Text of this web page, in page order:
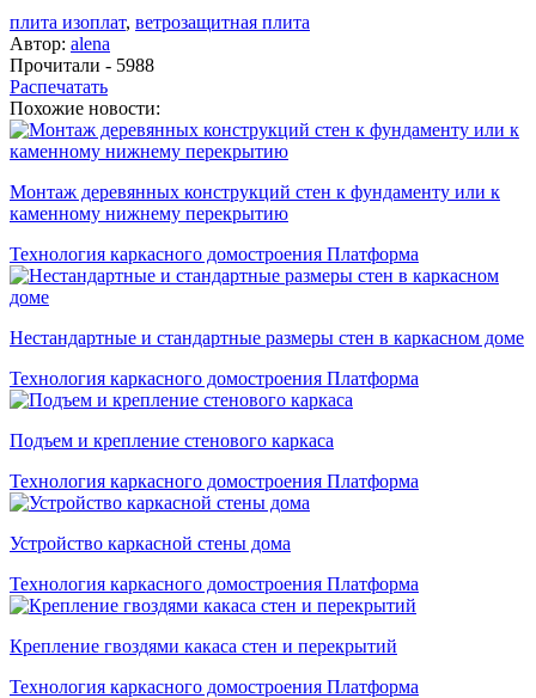
плита изоплат, ветрозащитная плита
Автор: alena
Прочитали - 5988
Распечатать
Похожие новости:
Монтаж деревянных конструкций стен к фундаменту или к
каменному нижнему перекрытию
Технология каркасного домостроения Платформа
Нестандартные и стандартные размеры стен в каркасном доме
Технология каркасного домостроения Платформа
Подъем и крепление стенового каркаса
Технология каркасного домостроения Платформа
Устройство каркасной стены дома
Технология каркасного домостроения Платформа
Крепление гвоздями какаса стен и перекрытий
Технология каркасного домостроения Платформа